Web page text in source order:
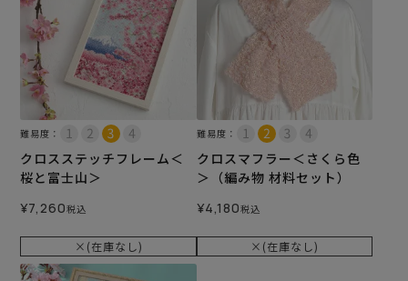
難易度：
クロスステッチフレーム＜
桜と富士山＞
¥7,260税込
×(在庫なし)
難易度：
クロスマフラー＜さくら色
＞（編み物 材料セット）
¥4,180税込
×(在庫なし)